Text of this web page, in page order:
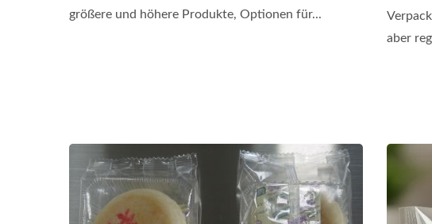
größere und höhere Produkte, Optionen für...
aber